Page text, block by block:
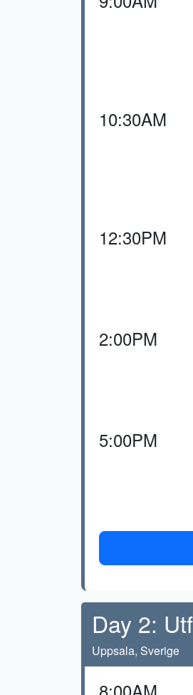
10:30AM
12:30PM
2:00PM
5:00PM
Day 2:
Uppsala, Sverige